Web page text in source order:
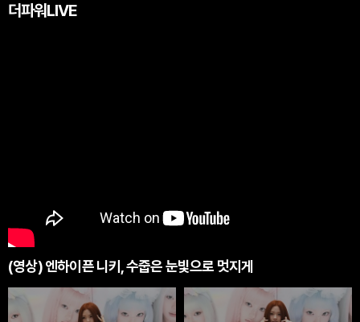
더파워LIVE
(영상) 엔하이픈 니키, 수줍은 눈빛으로 멋지게